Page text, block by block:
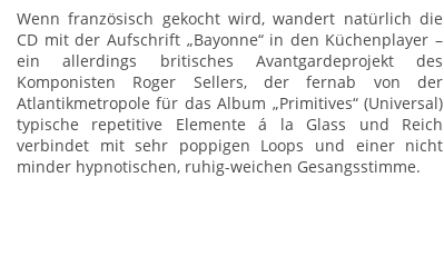
Wenn französisch gekocht wird, wandert natürlich die
CD mit der Aufschrift „Bayonne“ in den Küchenplayer –
ein allerdings britisches Avantgardeprojekt des
Komponisten Roger Sellers, der fernab von der
Atlantikmetropole für das Album „Primitives“ (Universal)
typische repetitive Elemente á la Glass und Reich
verbindet mit sehr poppigen Loops und einer nicht
minder hypnotischen, ruhig-weichen Gesangsstimme.